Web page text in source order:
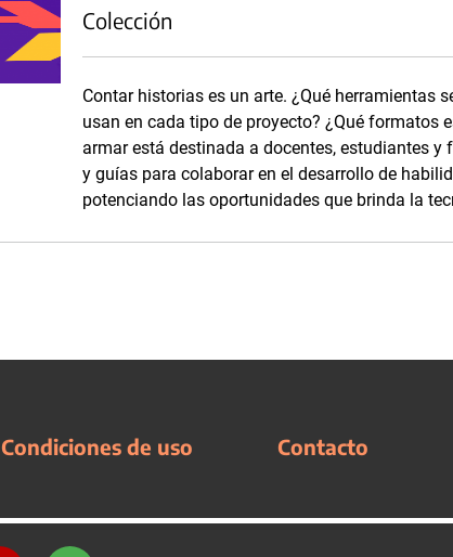
Colección
Contar historias es un arte. ¿Qué herramientas
usan en cada tipo de proyecto? ¿Qué formatos
armar está destinada a docentes, estudiantes
y guías para colaborar en el desarrollo de
potenciando las oportunidades que brinda la
Condiciones de uso Contacto